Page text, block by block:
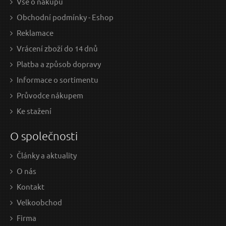
570 Kč / Ks
471.07 Kč bez DPH
Doprava zdarma
Obchodní podmínky - Eshop
Reklamace
Vrácení zboží do 14 dnů
Platba a způsob dopravy
Informace o sortimentu
Průvodce nákupem
Ke stažení
O společnosti
Články a aktuality
O nás
Kontakt
Velkoobchod
Firma